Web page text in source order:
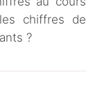
chiffres de
?